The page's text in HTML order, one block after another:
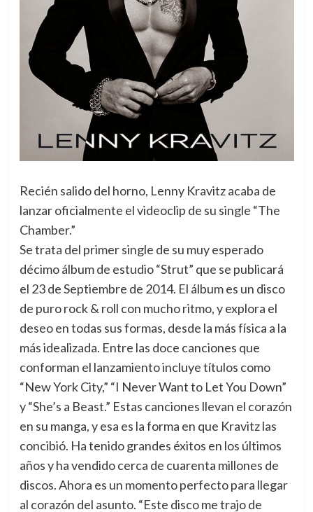
Recién salido del horno, Lenny Kravitz acaba de
lanzar oficialmente el videoclip de su single “The
Chamber.”
Se trata del primer single de su muy esperado
décimo álbum de estudio “Strut” que se publicará
el 23 de Septiembre de 2014. El álbum es un disco
de puro rock & roll con mucho ritmo, y explora el
deseo en todas sus formas, desde la más física a la
más idealizada. Entre las doce canciones que
conforman el lanzamiento incluye títulos como
“New York City,” “I Never Want to Let You Down”
y “She’s a Beast.” Estas canciones llevan el corazón
en su manga, y esa es la forma en que Kravitz las
concibió. Ha tenido grandes éxitos en los últimos
años y ha vendido cerca de cuarenta millones de
discos. Ahora es un momento perfecto para llegar
al corazón del asunto. “Este disco me trajo de